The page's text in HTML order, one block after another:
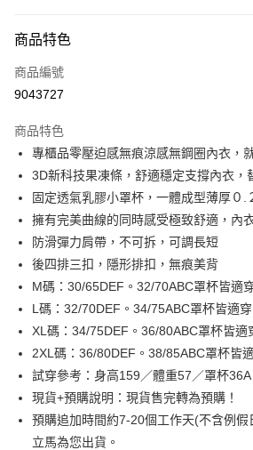
信用卡一次付款
信用卡分期付款
合作金庫商業銀行
華南商業銀行
彰化商
上海商業儲蓄銀行
台北富
國泰世華商業銀行
兆豐國
臺灣中小企業銀行
台中商
匯豐（台灣）商業銀行
聯邦商業銀行
元大商業銀行
永豐商
玉山商業銀行
星展（
台新國際商業銀行
中國信
台灣樂天信用卡公司
6 期 0 利率 每期
華南商業銀行
彰化商
上海商業儲蓄銀行
台北富
國泰世華商業銀行
兆豐國
臺灣中小企業銀行
台中商
匯豐（台灣）商業銀行
華泰商
遠東國
元大商業銀行
永豐商
玉山商業銀行
星展（
台新國際商業銀行
中國信
台灣樂天信用卡公司
超商取貨付款
LINE Pay
Apple Pay
悠遊付
全盈+PAY
AFTEE先享後付
相關說明
【關於「AFTEE先享後付」】
AFTEE先享後付是「在收到商品之後才付款」的
１．簡單：不需註冊會員、不需綁卡、不需儲值
２．便利：只要手機號碼，簡訊認證，即可結帳。
ATM付款
運送方式
商品特色
商品編號
9043727
商品特色
專櫃品零壓迫感無痕涼感無鋼圈內衣，
3D新科技果凍條，舒適穩定支撐內衣，
固定透氣乳膠小罩杯，一體成型薄厚０.
擁有完美曲線的同時感受極致舒適，內
防滑彈力肩帶，不可拆，可調長短
後四排三扣，隱形排扣，無痕美背
M碼：30/65DEF。32/70ABC罩杯皆適
L碼：32/70DEF。34/75ABC罩杯皆適穿
XL碼：34/75DEF。36/80ABC罩杯皆適
2XL碼：36/80DEF。38/85ABC罩杯皆
試穿參考：身高159／體重57／罩杯36A
現貨+預購說明：現貨售完轉為預購！
預購追加時間約7-20個工作天(不含例
立馬為您出貨。